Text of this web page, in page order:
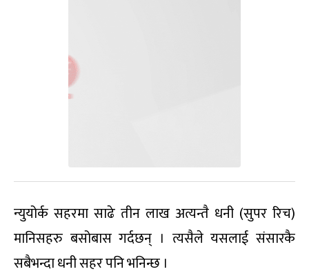
न्युयोर्क सहरमा साढे तीन लाख अत्यन्तै धनी (सुपर रिच)
मानिसहरु बसोबास गर्दछन् । त्यसैले यसलाई संसारकै
सबैभन्दा धनी सहर पनि भनिन्छ ।